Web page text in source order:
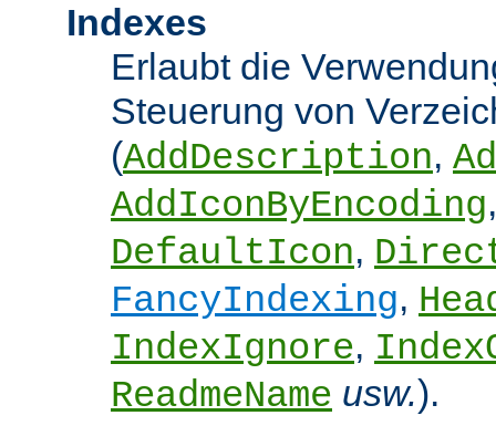
Indexes
Erlaubt die
Steuerung von
(AddDescription,
AddIconByEncoding
DefaultIcon,
FancyIndexing,
IndexIgnore,
ReadmeName usw.).